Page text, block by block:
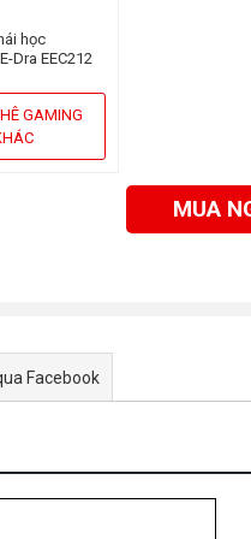
học
Dra EEC212
GAMING
MUA
Facebook